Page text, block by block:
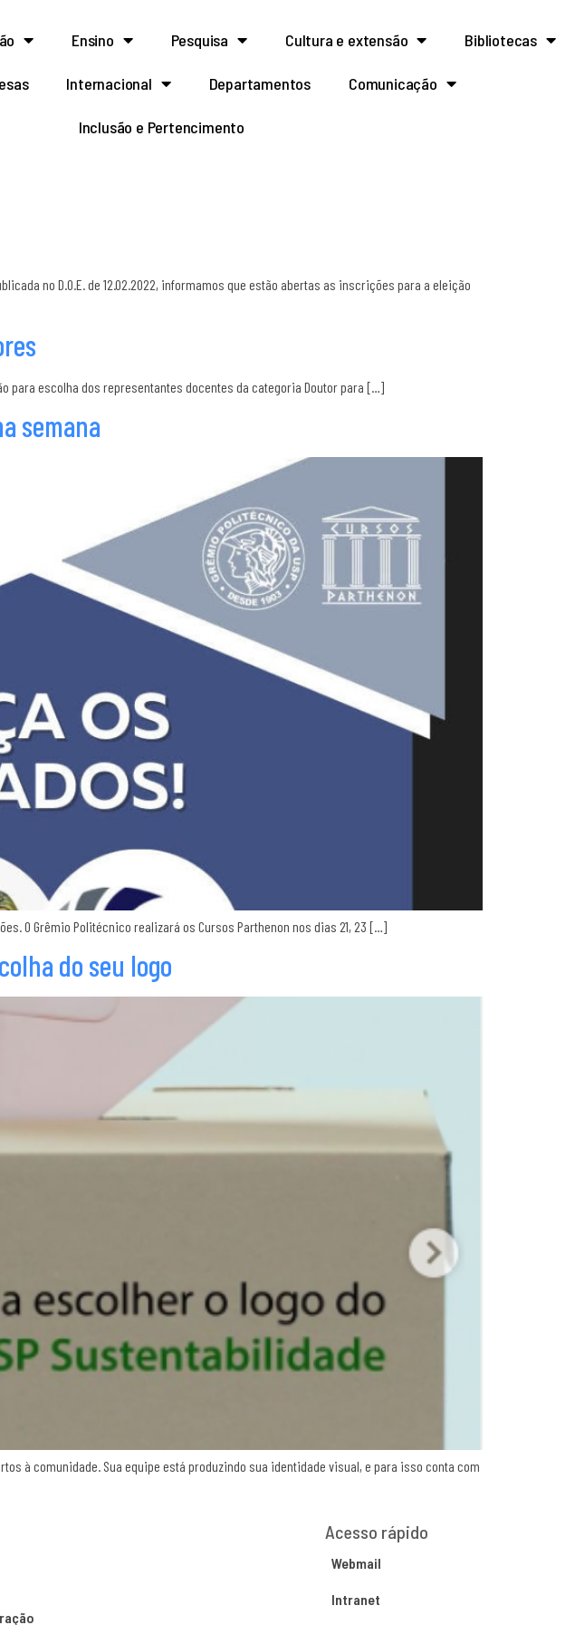
Ensino Pesquisa Cultura e extensão Bibliotecas
Internacional Departamentos Comunicação
Inclusão e Pertencimento
no D.O.E. de 12.02.2022, informamos que estão abertas as inscrições para a eleição
para escolha dos representantes docentes da categoria Doutor para […]
semana
O Grêmio Politécnico realizará os Cursos Parthenon nos dias 21, 23 […]
do seu logo
à comunidade. Sua equipe está produzindo sua identidade visual, e para isso conta com
Acesso rápido
Webmail
Intranet